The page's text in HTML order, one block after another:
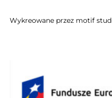
Wykreowane przez motif